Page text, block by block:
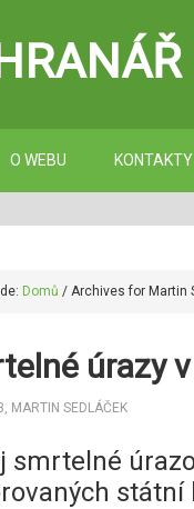
O WEBU KONTAKTY
Domů / Archives for Martin
úrazy
, MARTIN SEDLÁČEK
smrtelné
státní